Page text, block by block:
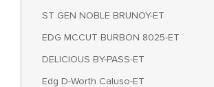
ST GEN NOBLE BRUNOY-ET
EDG MCCUT BURBON 8025-ET
DELICIOUS BY-PASS-ET
Edg D-Worth Caluso-ET